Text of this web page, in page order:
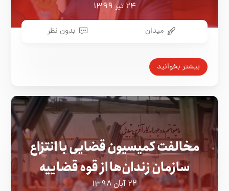
۲۴ تیر ۱۳۹۹
میدان بدون نظر
بیشتر بخوانید
مخالفت کمیسیون قضایی با انتزاع
سازمان زندان‌ها از قوه قضاییه
۲۲ آبان ۱۳۹۸